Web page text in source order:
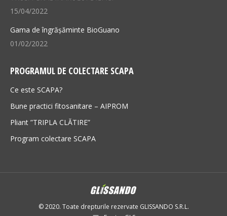
15/04/2022
Gama de îngrășăminte BioGuano
01/02/2022
PROGRAMUL DE COLECTARE SCAPA
Ce este SCAPA?
Bune practici fitosanitare – AIPROM
Pliant ”TRIPLA CLĂTIRE”
Program colectare SCAPA
© 2020. Toate drepturile rezervate GLISSANDO S.R.L.